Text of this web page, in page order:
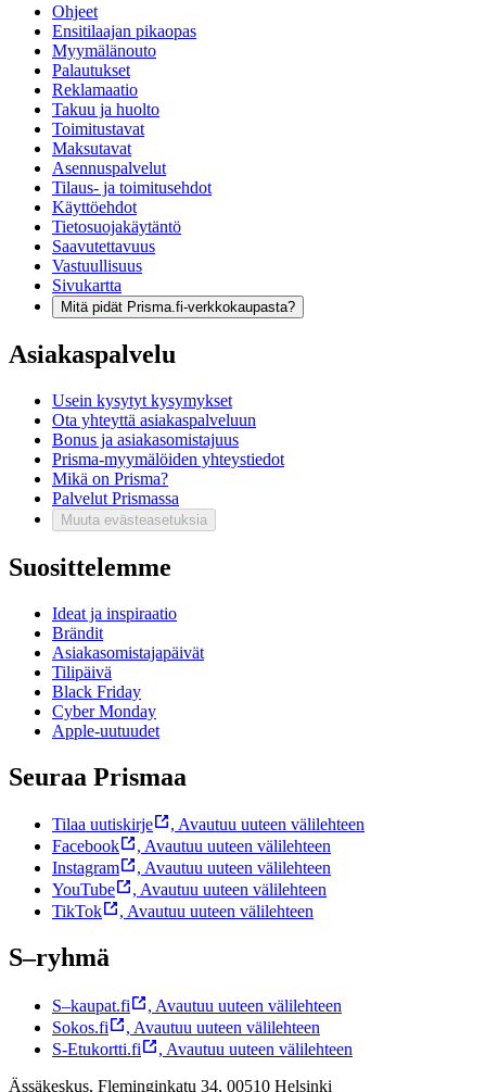
Ohjeet
Ensitilaajan pikaopas
Myymälänouto
Palautukset
Reklamaatio
Takuu ja huolto
Toimitustavat
Maksutavat
Asennuspalvelut
Tilaus- ja toimitusehdot
Käyttöehdot
Tietosuojakäytäntö
Saavutettavuus
Vastuullisuus
Sivukartta
Mitä pidät Prisma.fi-verkkokaupasta?
Asiakaspalvelu
Usein kysytyt kysymykset
Ota yhteyttä asiakaspalveluun
Bonus ja asiakasomistajuus
Prisma-myymälöiden yhteystiedot
Mikä on Prisma?
Palvelut Prismassa
Muuta evästeasetuksia
Suosittelemme
Ideat ja inspiraatio
Brändit
Asiakasomistajapäivät
Tilipäivä
Black Friday
Cyber Monday
Apple-uutuudet
Seuraa Prismaa
Tilaa uutiskirje , Avautuu uuteen välilehteen
Facebook
, Avautuu uuteen välilehteen
Instagram
, Avautuu uuteen välilehteen
YouTube
, Avautuu uuteen välilehteen
TikTok
, Avautuu uuteen välilehteen
S–ryhmä
S–kaupat.fi , Avautuu uuteen välilehteen
Sokos.fi
, Avautuu uuteen välilehteen
S-Etukortti.fi
, Avautuu uuteen välilehteen
Ässäkeskus, Fleminginkatu 34, 00510 Helsinki